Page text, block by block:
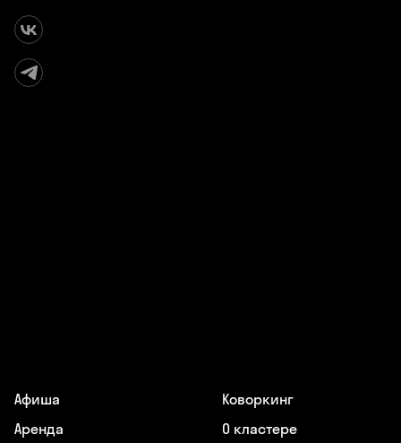
Афиша
Аренда
Коворкинг
О кластере